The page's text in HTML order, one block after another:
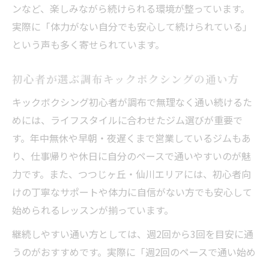
ンなど、楽しみながら続けられる環境が整っています。
実際に「体力がない自分でも安心して続けられている」
という声も多く寄せられています。
初心者が選ぶ調布キックボクシングの通い方
キックボクシング初心者が調布で無理なく通い続けるた
めには、ライフスタイルに合わせたジム選びが重要で
す。年中無休や早朝・夜遅くまで営業しているジムもあ
り、仕事帰りや休日に自分のペースで通いやすいのが魅
力です。また、つつじヶ丘・仙川エリアには、初心者向
けの丁寧なサポートや体力に自信がない方でも安心して
始められるレッスンが揃っています。
継続しやすい通い方としては、週2回から3回を目安に通
うのがおすすめです。実際に「週2回のペースで通い始め